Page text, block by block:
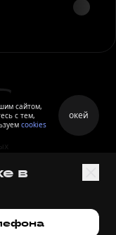
в
сайтом,
с тем,
cookies
окей